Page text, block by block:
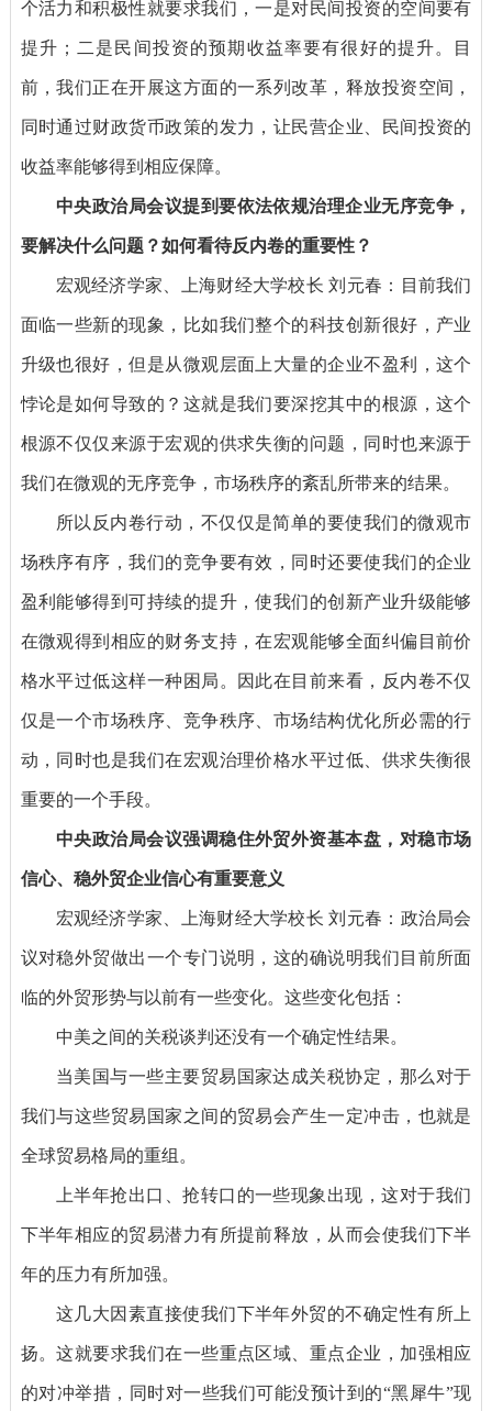
个活力和积极性就要求我们，一是对民间投资的空间要有
提升；二是民间投资的预期收益率要有很好的提升。目
前，我们正在开展这方面的一系列改革，释放投资空间，
同时通过财政货币政策的发力，让民营企业、民间投资的
收益率能够得到相应保障。
中央政治局会议提到要依法依规治理企业无序竞争，
要解决什么问题？如何看待反内卷的重要性？
宏观经济学家、上海财经大学校长 刘元春： 目前我们
面临一些新的现象，比如我们整个的科技创新很好，产业
升级也很好，但是从微观层面上大量的企业不盈利，这个
悖论是如何导致的？这就是我们要深挖其中的根源，这个
根源不仅仅来源于宏观的供求失衡的问题，同时也来源于
我们在微观的无序竞争，市场秩序的紊乱所带来的结果。
所以反内卷行动，不仅仅是简单的要使我们的微观市
场秩序有序，我们的竞争要有效，同时还要使我们的企业
盈利能够得到可持续的提升，使我们的创新产业升级能够
在微观得到相应的财务支持，在宏观能够全面纠偏目前价
格水平过低这样一种困局。因此在目前来看，反内卷不仅
仅是一个市场秩序、竞争秩序、市场结构优化所必需的行
动，同时也是我们在宏观治理价格水平过低、供求失衡很
重要的一个手段。
中央政治局会议强调稳住外贸外资基本盘，对稳市场
信心、稳外贸企业信心有重要意义
宏观经济学家、上海财经大学校长 刘元春： 政治局会
议对稳外贸做出一个专门说明，这的确说明我们目前所面
临的外贸形势与以前有一些变化。这些变化包括：
中美之间的关税谈判还没有一个确定性结果。
当美国与一些主要贸易国家达成关税协定，那么对于
我们与这些贸易国家之间的贸易会产生一定冲击，也就是
全球贸易格局的重组。
上半年抢出口、抢转口的一些现象出现，这对于我们
下半年相应的贸易潜力有所提前释放，从而会使我们下半
年的压力有所加强。
这几大因素直接使我们下半年外贸的不确定性有所上
扬。这就要求我们在一些重点区域、重点企业，加强相应
的对冲举措，同时对一些我们可能没预计到的“黑犀牛”现